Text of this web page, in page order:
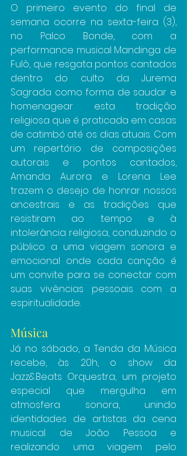
O primeiro evento do final de
semana ocorre na sexta-feira (3),
no Palco Bonde, com a
performance musical Mandinga de
Fulô, que resgata pontos cantados
dentro do culto da Jurema
Sagrada como forma de saudar e
homenagear esta tradição
religiosa que é praticada em casas
de catimbó até os dias atuais. Com
um repertório de composições
autorais e pontos cantados,
Amanda Aurora e Lorena Lee
trazem o desejo de honrar nossos
ancestrais e as tradições que
resistiram ao tempo e à
intolerância religiosa, conduzindo o
público a uma viagem sonora e
emocional onde cada canção é
um convite para se conectar com
suas vivências pessoais com a
espiritualidade.
Música
Já no sábado, a Tenda da Música
recebe, às 20h, o show da
Jazz&Beats Orquestra, um projeto
especial que mergulha em
atmosfera sonora, unindo
identidades de artistas da cena
musical de João Pessoa e
realizando uma viagem pelo